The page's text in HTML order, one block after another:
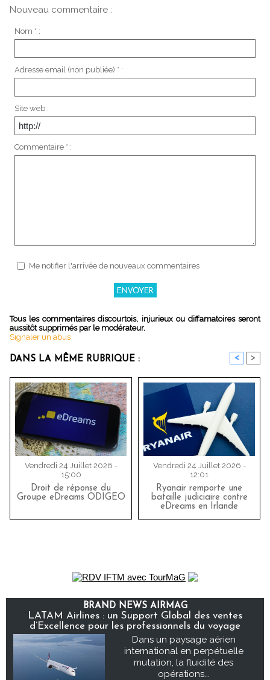
Nouveau commentaire :
Nom * :
Adresse email (non publiée) * :
Site web :
Commentaire * :
Me notifier l'arrivée de nouveaux commentaires
Tous les commentaires discourtois, injurieux ou diffamatoires seront
aussitôt supprimés par le modérateur.
Signaler un abus
DANS LA MÊME RUBRIQUE : < >
Vendredi 24 Juillet 2026 -
15:00
Droit de réponse du
Groupe eDreams ODIGEO
Vendredi 24 Juillet 2026 -
12:01
Ryanair remporte une
bataille judiciaire contre
eDreams en Irlande
BRAND NEWS AIRMAG
LATAM Airlines : un Support Global des ventes
d’Excellence pour les professionnels du voyage
Dans un paysage aérien
international en perpétuelle
mutation, la fluidité des
opérations...